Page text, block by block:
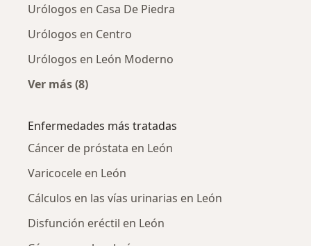
Urólogos en Casa De Piedra
Urólogos en Centro
Urólogos en León Moderno
Ver más (8)
Enfermedades más tratadas
Cáncer de próstata en León
Varicocele en León
Cálculos en las vías urinarias en León
Disfunción eréctil en León